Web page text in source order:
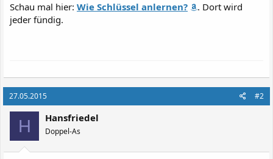
Schau mal hier: Wie Schlüssel anlernen?
. Dort wird
jeder fündig.
27.05.2015 #2
H Hansfriedel
Doppel-As